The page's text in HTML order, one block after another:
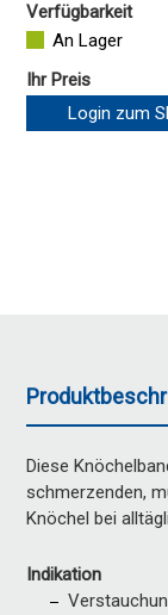
Verfügbarkeit
An Lager
Ihr Preis
Login zum
Diese
schmerzenden,
Knöchel bei
Indikation